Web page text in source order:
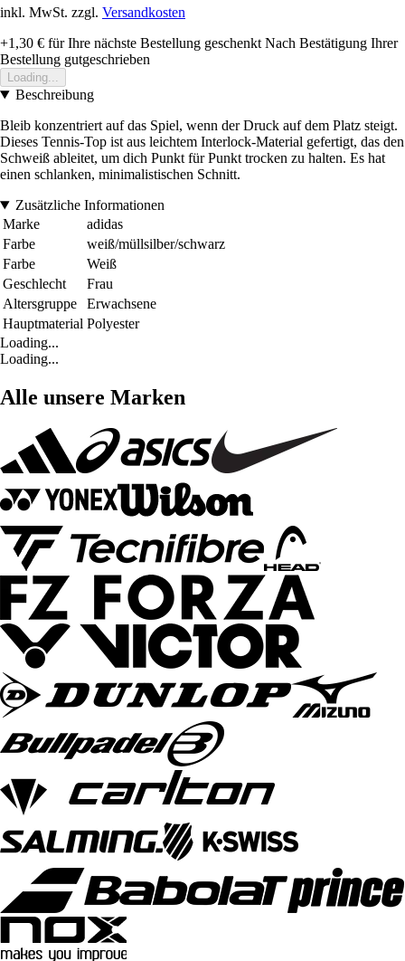
inkl. MwSt. zzgl. Versandkosten
+1,30 € für Ihre nächste Bestellung geschenkt Nach Bestätigung Ihrer
Bestellung gutgeschrieben
Loading...
Beschreibung
Bleib konzentriert auf das Spiel, wenn der Druck auf dem Platz steigt.
Dieses Tennis-Top ist aus leichtem Interlock-Material gefertigt, das den
Schweiß ableitet, um dich Punkt für Punkt trocken zu halten. Es hat
einen schlanken, minimalistischen Schnitt.
Zusätzliche Informationen
Marke
adidas
Farbe
weiß/müllsilber/schwarz
Farbe
Weiß
Geschlecht
Frau
Altersgruppe
Erwachsene
Hauptmaterial Polyester
Loading...
Loading...
Alle unsere Marken